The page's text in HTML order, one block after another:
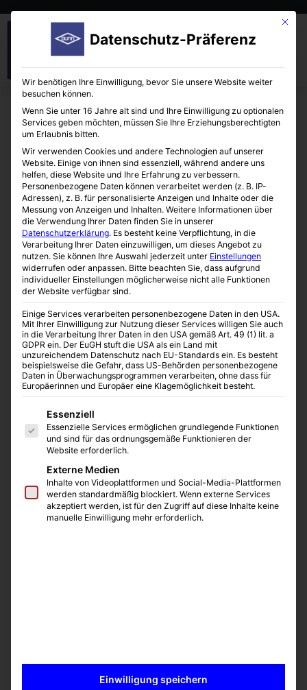
Dunn Labortechnik GmbH präsentiert das Ampha X30 von
Amphasys, ein Impedanz-basiertes Durchflusszytometer,
mit dem Zellzahl, Zellgröße, Viabilität oder auch der
metabolische Status von Einzelzellen bestimmt werden
kann. Ob klein oder groß, tierische, menschliche Zellen,
Algen oder Hefen, das Gerät ist aufgrund des Chip-Systems
mit einer Vielzahl von Zelltypen kompatibel. Mit demneuen
A-Chip können sogar Bakterien erfasst werden.
innerhalb von nur 1-2 Minuten erfasst. Dank des
elektrischen Messprinzips ist die Probenvorbereitung sehr
simpel und schnell, da weder Farbstoffe, Marker, oder
Inkubationszeiten für die Messung benötigt werden. Die
mitgelieferte Software kombiniert Messung und
Datenanalyse in einer benutzerfreundlichen Anwendung.
Weitere Informationen in unserer Broschüre (PDF)
Mit
Datenschutz-Präferenz
Wir benötigen Ihre Einwilligung, bevor Sie unsere Website weiter
besuchen können.
Wenn Sie unter 16 Jahre alt sind und Ihre Einwilligung zu optionalen
Services geben möchten, müssen Sie Ihre Erziehungsberechtigten
um Erlaubnis bitten.
Wir verwenden Cookies und andere Technologien auf unserer
Website. Einige von ihnen sind essenziell, während andere uns
helfen, diese Website und Ihre Erfahrung zu verbessern.
Personenbezogene Daten können verarbeitet werden (z. B. IP-
Adressen), z. B. für personalisierte Anzeigen und Inhalte oder die
Messung von Anzeigen und Inhalten. Weitere Informationen über
die Verwendung Ihrer Daten finden Sie in unserer
Datenschutzerklärung. Es besteht keine Verpflichtung, in die
Verarbeitung Ihrer Daten einzuwilligen, um dieses Angebot zu
nutzen. Sie können Ihre Auswahl jederzeit unter Einstellungen
widerrufen oder anpassen. Bitte beachten Sie, dass aufgrund
individueller Einstellungen möglicherweise nicht alle Funktionen
der Website verfügbar sind.
Einige Services verarbeiten personenbezogene Daten in den USA.
Mit Ihrer Einwilligung zur Nutzung dieser Services willigen Sie auch
in die Verarbeitung Ihrer Daten in den USA gemäß Art. 49 (1) lit. a
GDPR ein. Der EuGH stuft die USA als ein Land mit
unzureichendem Datenschutz nach EU-Standards ein. Es besteht
beispielsweise die Gefahr, dass US-Behörden personenbezogene
Daten in Überwachungsprogrammen verarbeiten, ohne dass für
Europäerinnen und Europäer eine Klagemöglichkeit besteht.
Es folgt eine Liste der Service-Gruppen, für die eine
Essenziell
Essenzielle Services ermöglichen grundlegende Funktionen
und sind für das ordnungsgemäße Funktionieren der
Website erforderlich.
Externe Medien
Inhalte von Videoplattformen und Social-Media-Plattformen
werden standardmäßig blockiert. Wenn externe Services
akzeptiert werden, ist für den Zugriff auf diese Inhalte keine
manuelle Einwilligung mehr erforderlich.
Einwilligung speichern